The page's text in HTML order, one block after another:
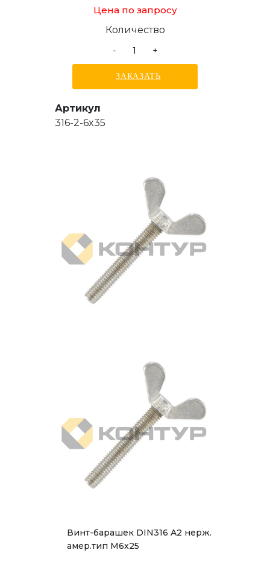
Цена по запросу
Количество
-
+
ЗАКАЗАТЬ
Артикул
316-2-6x35
Винт-барашек DIN316 A2 нерж.
амер.тип М6x25